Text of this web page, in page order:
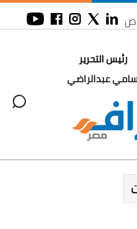
رئيس التحرير
عبدالراضي